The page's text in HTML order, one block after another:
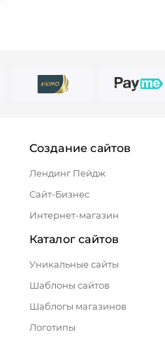
Создание сайтов
Лендинг Пейдж
Сайт-Бизнес
Интернет-магазин
Каталог сайтов
Уникальные сайты
Шаблоны сайтов
Шаблогы магазинов
Логотипы